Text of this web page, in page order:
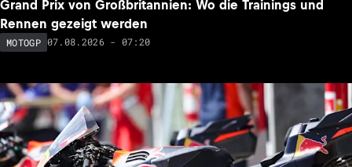
Grand Prix von Großbritannien: Wo die Trainings und
Rennen gezeigt werden
MOTOGP 07.08.2026 - 07:20